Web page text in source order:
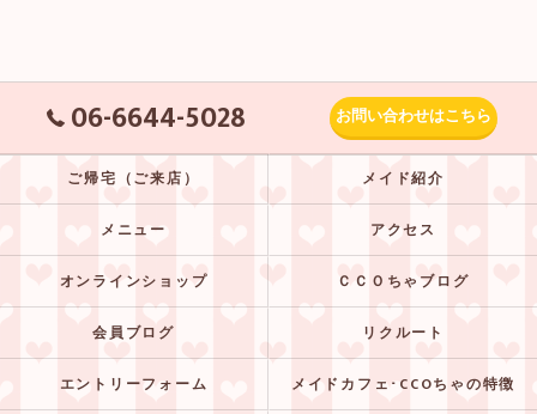
06-6644-5028 お問い合わせはこちら
ご帰宅（ご来店） メイド紹介
メニュー アクセス
オンラインショップ ＣＣＯちゃブログ
会員ブログ リクルート
エントリーフォーム メイドカフェ･CCOちゃの特徴